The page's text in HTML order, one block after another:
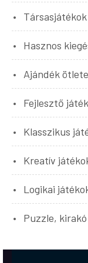
Hasznos
Ajándék
Fejlesztő
Klasszikus
Kreatív
Logikai
Puzzle, kirakó